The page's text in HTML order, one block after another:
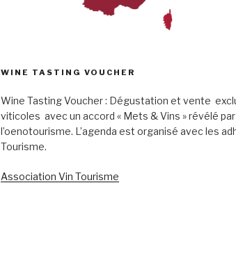
WINE TASTING VOUCHER
Wine Tasting Voucher : Dégustation et vente
viticoles avec un accord « Mets & Vins » révélé
l’oenotourisme. L’agenda est organisé avec les
Tourisme.
Association Vin Tourisme